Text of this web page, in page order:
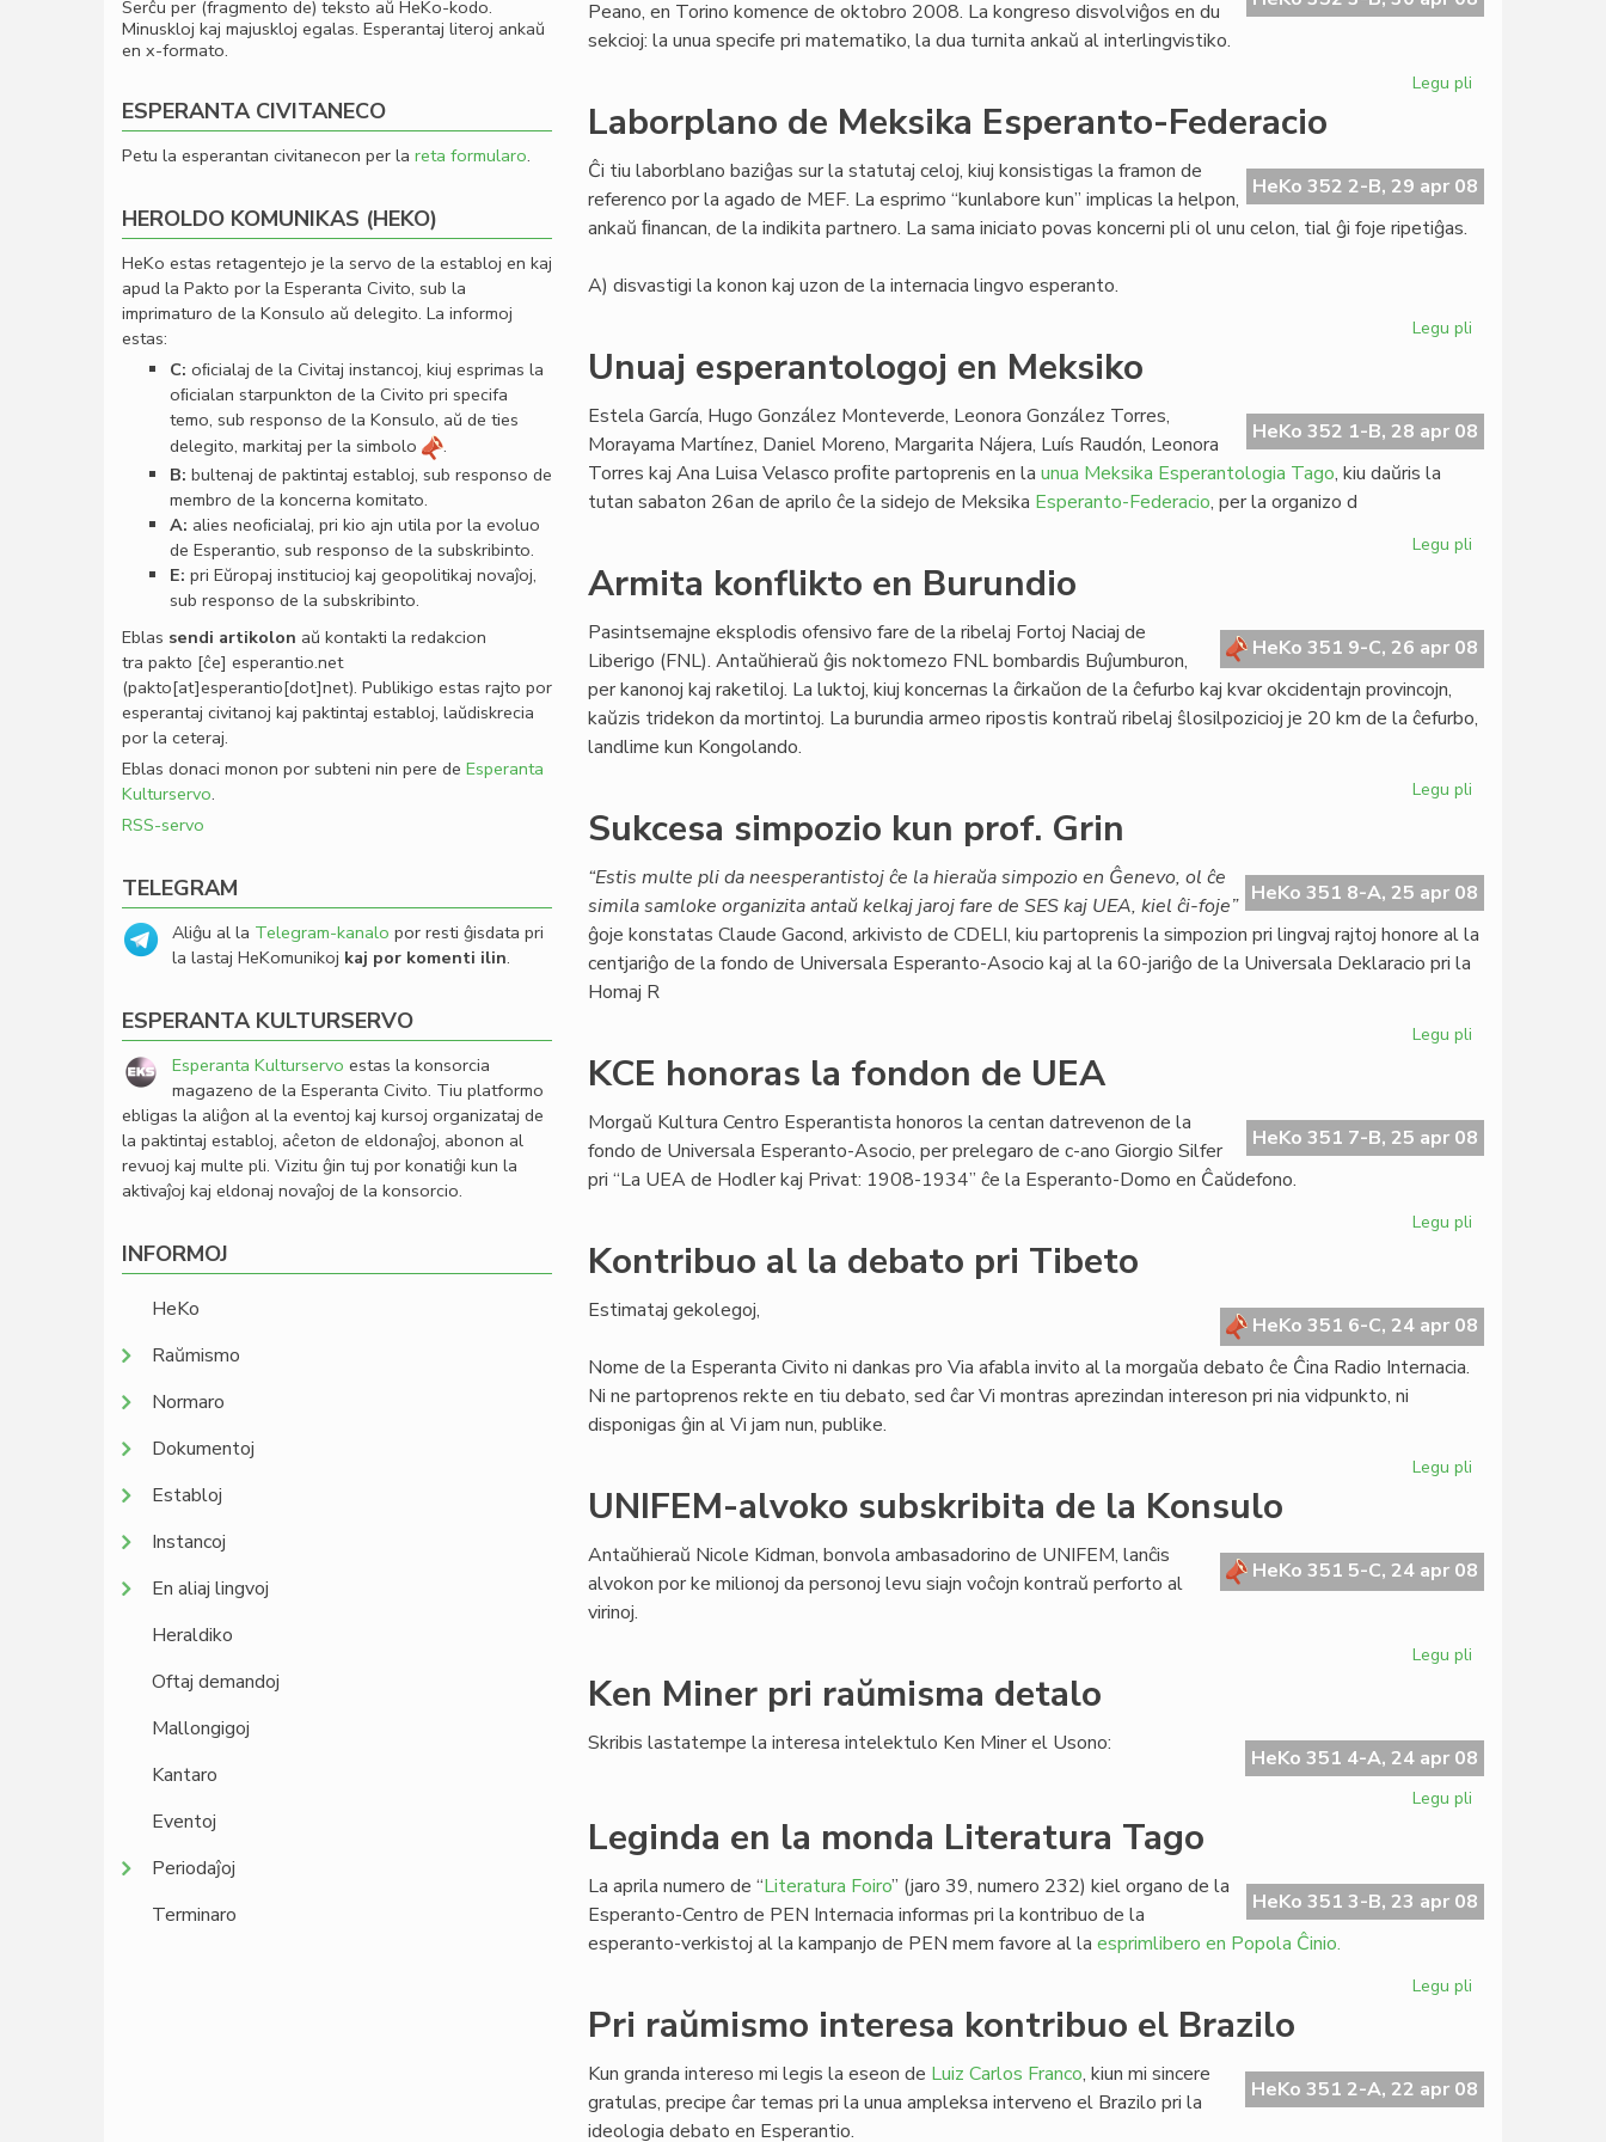
Peano, en Torino komence de oktobro 2008. La kongreso disvolviĝos en du
sekcioj: la unua specife pri matematiko, la dua turnita ankaŭ al interlingvistiko.
Legu pli
Giuseppe
Peano
Laborplano de Meksika Esperanto-Federacio
HeKo 352 2-B, 29 apr 08
Ĉi tiu laborblano baziĝas sur la statutaj celoj, kiuj konsistigas la framon de
referenco por la agado de MEF. La esprimo “kunlabore kun” implicas la helpon,
ankaŭ ﬁnancan, de la indikita partnero. La sama iniciato povas koncerni pli ol unu celon, tial ĝi foje ripetiĝas.
A) disvastigi la konon kaj uzon de la internacia lingvo esperanto.
Legu pli
Esperanto-
Federacio
Unuaj esperantologoj en Meksiko
HeKo 352 1-B, 28 apr 08
Estela García, Hugo González Monteverde, Leonora González Torres,
Morayama Martínez, Daniel Moreno, Margarita Nájera, Luís Raudón, Leonora
Torres kaj Ana Luisa Velasco proﬁte partoprenis en la unua Meksika Esperantologia Tago, kiu daŭris la
tutan sabaton 26an de aprilo ĉe la sidejo de Meksika Esperanto-Federacio, per la organizo d
Legu pli
Meksiko
Armita konflikto en Burundio
HeKo 351 9-C, 26 apr 08
Pasintsemajne eksplodis ofensivo fare de la ribelaj Fortoj Naciaj de
Liberigo (FNL). Antaŭhieraŭ ĝis noktomezo FNL bombardis Buĵumburon,
per kanonoj kaj raketiloj. La luktoj, kiuj koncernas la ĉirkaŭon de la ĉefurbo kaj kvar okcidentajn provincojn,
kaŭzis tridekon da mortintoj. La burundia armeo ripostis kontraŭ ribelaj ŝlosilpozicioj je 20 km de la ĉefurbo,
landlime kun Kongolando.
Legu pli
Burundio
Sukcesa simpozio kun prof. Grin
HeKo 351 8-A, 25 apr 08
“Estis multe pli da neesperantistoj ĉe la hieraŭa simpozio en Ĝenevo, ol ĉe
simila samloke organizita antaŭ kelkaj jaroj fare de SES kaj UEA, kiel ĉi-foje”
ĝoje konstatas Claude Gacond, arkivisto de CDELI, kiu partoprenis la simpozion pri lingvaj rajtoj honore al la
centjariĝo de la fondo de Universala Esperanto-Asocio kaj al la 60-jariĝo de la Universala Deklaracio pri la
Homaj R
Legu pli
prof.
Grin
KCE honoras la fondon de UEA
HeKo 351 7-B, 25 apr 08
Morgaŭ Kultura Centro Esperantista honoros la centan datrevenon de la
fondo de Universala Esperanto-Asocio, per prelegaro de c-ano Giorgio Silfer
pri “La UEA de Hodler kaj Privat: 1908-1934” ĉe la Esperanto-Domo en Ĉaŭdefono.
Legu pli
fondon
de
Kontribuo al la debato pri Tibeto
HeKo 351 6-C, 24 apr 08
Estimataj gekolegoj,
Nome de la Esperanta Civito ni dankas pro Via afabla invito al la morgaŭa debato ĉe Ĉina Radio Internacia.
Ni ne partoprenos rekte en tiu debato, sed ĉar Vi montras aprezindan intereson pri nia vidpunkto, ni
disponigas ĝin al Vi jam nun, publike.
Legu pli
debato
pri
UNIFEM-alvoko subskribita de la Konsulo
HeKo 351 5-C, 24 apr 08
Antaŭhieraŭ Nicole Kidman, bonvola ambasadorino de UNIFEM, lanĉis
alvokon por ke milionoj da personoj levu siajn voĉojn kontraŭ perforto al
virinoj.
Legu pli
de
la
Ken Miner pri raŭmisma detalo
HeKo 351 4-A, 24 apr 08
Skribis lastatempe la interesa intelektulo Ken Miner el Usono:
Legu pli
raŭmisma
detalo
Leginda en la monda Literatura Tago
HeKo 351 3-B, 23 apr 08
La aprila numero de “Literatura Foiro” (jaro 39, numero 232) kiel organo de la
Esperanto-Centro de PEN Internacia informas pri la kontribuo de la
esperanto-verkistoj al la kampanjo de PEN mem favore al la esprimlibero en Popola Ĉinio.
Legu pli
monda
Literatura
Pri raŭmismo interesa kontribuo el Brazilo
HeKo 351 2-A, 22 apr 08
Kun granda intereso mi legis la eseon de Luiz Carlos Franco, kiun mi sincere
gratulas, precipe ĉar temas pri la unua ampleksa interveno el Brazilo pri la
ideologia debato en Esperantio.
Serĉu per (fragmento de) teksto aŭ HeKo-kodo.
Minuskloj kaj majuskloj egalas. Esperantaj literoj ankaŭ
en x-formato.
ESPERANTA CIVITANECO
Petu la esperantan civitanecon per la reta formularo.
HEROLDO KOMUNIKAS (HEKO)
HeKo estas retagentejo je la servo de la establoj en kaj
apud la Pakto por la Esperanta Civito, sub la
imprimaturo de la Konsulo aŭ delegito. La informoj
estas:
C: oﬁcialaj de la Civitaj instancoj, kiuj esprimas la
oﬁcialan starpunkton de la Civito pri specifa
temo, sub responso de la Konsulo, aŭ de ties
delegito, markitaj per la simbolo
.
B: bultenaj de paktintaj establoj, sub responso de
membro de la koncerna komitato.
A: alies neoﬁcialaj, pri kio ajn utila por la evoluo
de Esperantio, sub responso de la subskribinto.
E: pri Eŭropaj institucioj kaj geopolitikaj novaĵoj,
sub responso de la subskribinto.
Eblas sendi artikolon aŭ kontakti la redakcion
tra pakto [ĉe] esperantio.net
(pakto[at]esperantio[dot]net). Publikigo estas rajto por
esperantaj civitanoj kaj paktintaj establoj, laŭdiskrecia
por la ceteraj.
Eblas donaci monon por subteni nin pere de Esperanta
Kulturservo.
RSS-servo
TELEGRAM
Aliĝu al la Telegram-kanalo por resti ĝisdata pri
la lastaj HeKomunikoj kaj por komenti ilin.
ESPERANTA KULTURSERVO
Esperanta Kulturservo estas la konsorcia
magazeno de la Esperanta Civito. Tiu platformo
ebligas la aliĝon al la eventoj kaj kursoj organizataj de
la paktintaj establoj, aĉeton de eldonaĵoj, abonon al
revuoj kaj multe pli. Vizitu ĝin tuj por konatiĝi kun la
aktivaĵoj kaj eldonaj novaĵoj de la konsorcio.
INFORMOJ
HeKo
Raŭmismo
Normaro
Dokumentoj
Establoj
Instancoj
En aliaj lingvoj
Heraldiko
Oftaj demandoj
Mallongigoj
Kantaro
Eventoj
Periodaĵoj
Terminaro